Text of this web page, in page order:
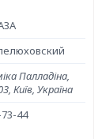
Палладіна,
Київ, Україна
44